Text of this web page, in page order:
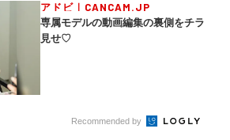
アドビ｜CANCAM.JP
専属モデルの動画編集の裏側をチラ
見せ♡
Recommended by